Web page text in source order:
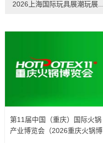
2026上海国际玩具展潮玩展...
第11届中国（重庆）国际火锅
产业博览会（2026重庆火锅博